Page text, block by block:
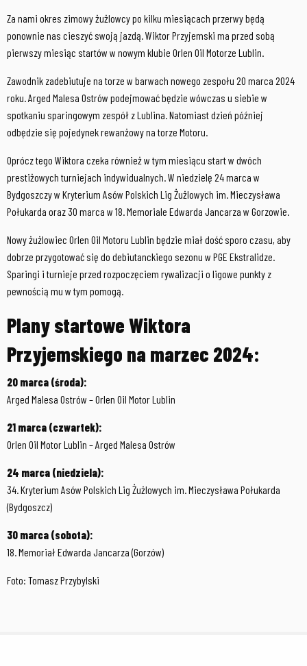
Za nami okres zimowy żużlowcy po kilku miesiącach przerwy będą
ponownie nas cieszyć swoją jazdą. Wiktor Przyjemski ma przed sobą
pierwszy miesiąc startów w nowym klubie Orlen Oil Motorze Lublin.
Zawodnik zadebiutuje na torze w barwach nowego zespołu 20 marca 2024
roku. Arged Malesa Ostrów podejmować będzie wówczas u siebie w
spotkaniu sparingowym zespół z Lublina. Natomiast dzień później
odbędzie się pojedynek rewanżowy na torze Motoru.
Oprócz tego Wiktora czeka również w tym miesiącu start w dwóch
prestiżowych turniejach indywidualnych. W niedzielę 24 marca w
Bydgoszczy w Kryterium Asów Polskich Lig Żużlowych im. Mieczysława
Połukarda oraz 30 marca w 18. Memoriale Edwarda Jancarza w Gorzowie.
Nowy żużlowiec Orlen Oil Motoru Lublin będzie miał dość sporo czasu, aby
dobrze przygotować się do debiutanckiego sezonu w PGE Ekstralidze.
Sparingi i turnieje przed rozpoczęciem rywalizacji o ligowe punkty z
pewnością mu w tym pomogą.
Plany startowe Wiktora
Przyjemskiego na marzec 2024:
20 marca (środa):
Arged Malesa Ostrów – Orlen Oil Motor Lublin
21 marca (czwartek):
Orlen Oil Motor Lublin – Arged Malesa Ostrów
24 marca (niedziela):
34. Kryterium Asów Polskich Lig Żużlowych im. Mieczysława Połukarda
(Bydgoszcz)
30 marca (sobota):
18. Memoriał Edwarda Jancarza (Gorzów)
Foto: Tomasz Przybylski